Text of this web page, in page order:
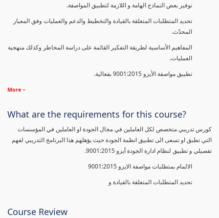
توفير بعض النماذج الهامة و اللازمة لتطبيق المواصفة.
تحديد المتطلبات المتعلقة بالقيادة والتخطيط والدعم والعمليات وفق المعيار
المحدّث.
المفاهيم الأساسية لطريقة التفكير القائمة على دراسة المخاطر وكذلك منهجية
العمليات.
تطبيق مواصفة الأيزو 9001:2015 بفعالية.
More
What are the requirements for this course?
كورس تدريبي متخصص لكل العاملين في مجال الجودة او العاملين في المؤسسات
التي تطبق او تسعى الى تطبيق انظمة الجودة حيث يؤهلهم هذا البرنامج التدريبي لفهم
تفصيلي و تطبيق لنظام ادارة الجودة أيزو 9001:2015.
الالمام بمتطلبات مواصفة الايزو 9001:2015
تحديد المتطلبات المتعلقة بالقيادة و
Course Review